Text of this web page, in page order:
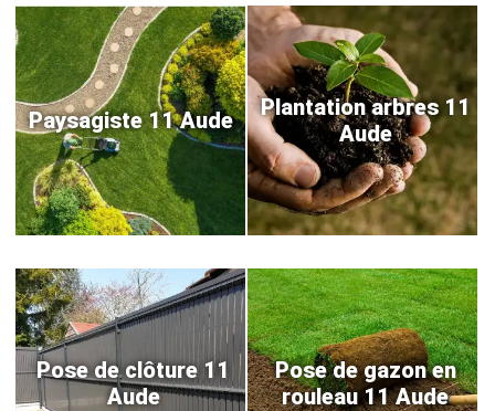
Paysagiste 11 Aude
Plantation arbres 11
Aude
Pose de clôture 11
Aude
Pose de gazon en
rouleau 11 Aude